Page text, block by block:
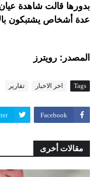
بدورها قالت شاهدة
عدة أشخاص يشتبكون
المصدر: رويترز
Tags اخر الاخبار تقارير
Facebook
مقالات أخرى